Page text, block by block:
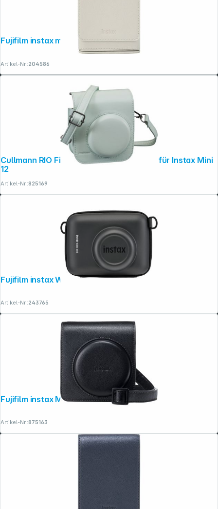
Fujifilm instax mini LiPlay+ Tasche beige
Artikel-Nr.:204586
Cullmann RIO Fit 120 grün Kameratasche für Instax Mini
12
Artikel-Nr.:825169
Fujifilm instax Wide 400 Tasche schwarz
Artikel-Nr.:243765
Fujifilm instax Mini 99 Tasche schwarz
Artikel-Nr.:875163
Copyright © 2001 - 2026 dexxIT. Alle Rechte vorbehalten.